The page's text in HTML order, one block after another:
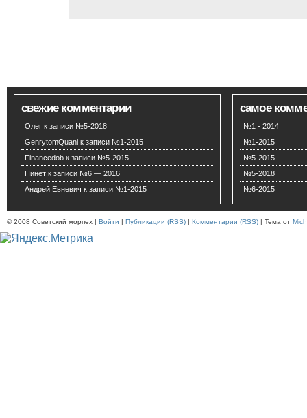
свежие комментарии
Олег к записи №5-2018
GenrytomQuani к записи №1-2015
Financedob к записи №5-2015
Нинет к записи №6 — 2016
Андрей Евневич к записи №1-2015
самое
№1 - 2014
№1-2015
№5-2015
№5-2018
№6-2015
© 2008 Советский морпех | Войти | Публикации (RSS) | Комментарии (RSS) | Тема от